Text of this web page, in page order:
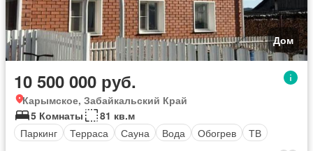
Дом
10 500 000 руб.
Карымское, Забайкальский Край
5 Комнаты
81 кв.м
Паркинг
Терраса Сауна Вода Обогрев ТВ